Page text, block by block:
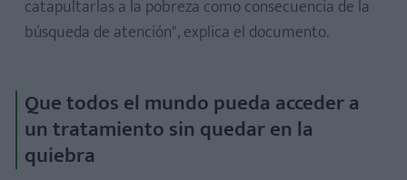
catapultarlas a la pobreza como consecuencia de la
búsqueda de atención", explica el documento.
Que todos el mundo pueda acceder a
un tratamiento sin quedar en la
quiebra